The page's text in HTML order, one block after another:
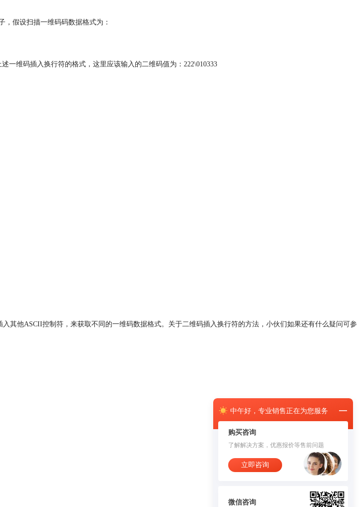
中午好， 专业销售正在为您服务
购买咨询
了解解决方案，优惠报价等售前问题
立即咨询
微信咨询
假设扫描一维码码数据格式为：
一维码插入换行符的格式，这里应该输入的二维码值为：222\010333
其他ASCII控制符，来获取不同的一维码数据格式。关于二维码插入换行符的方法，小伙们如果还有什么疑问可参